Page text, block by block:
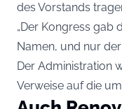
des Vorstands
„Der Kongress gab
Namen, und nur
Der Administration
Verweise auf die